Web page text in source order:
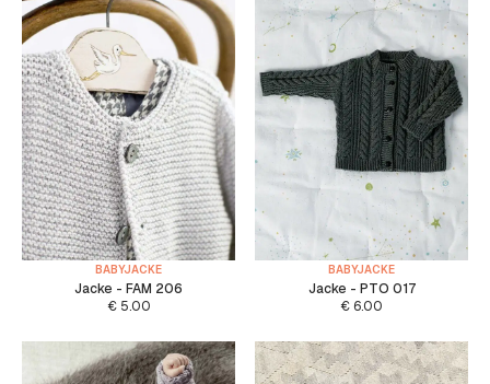
BABYJACKE
Jacke - FAM 206
€5.00
BABYJACKE
Jacke - PTO 017
€ 6.00